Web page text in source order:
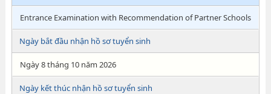
Entrance Examination with Recommendation of Partner Schools
Ngày bắt đầu nhận hồ sơ tuyển sinh
Ngày 8 tháng 10 năm 2026
Ngày kết thúc nhận hồ sơ tuyển sinh